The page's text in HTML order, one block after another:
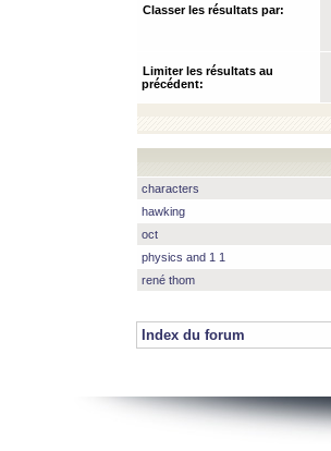
Classer les résultats par:
Limiter les résultats au
précédent:
characters
hawking
oct
physics and 1 1
rené thom
Index du forum